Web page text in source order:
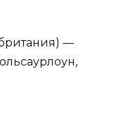
—